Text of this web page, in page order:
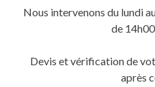
fenêtre)
Nous intervenons du lundi
de
Devis et vérification de
après